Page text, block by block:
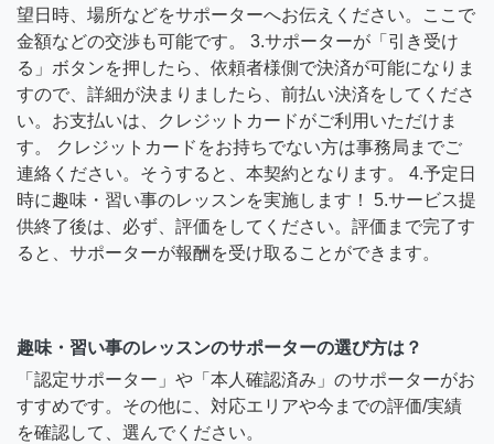
望日時、場所などをサポーターへお伝えください。ここで
金額などの交渉も可能です。 3.サポーターが「引き受け
る」ボタンを押したら、依頼者様側で決済が可能になりま
すので、詳細が決まりましたら、前払い決済をしてくださ
い。お支払いは、クレジットカードがご利用いただけま
す。 クレジットカードをお持ちでない方は事務局までご
連絡ください。そうすると、本契約となります。 4.予定日
時に趣味・習い事のレッスンを実施します！ 5.サービス提
供終了後は、必ず、評価をしてください。評価まで完了す
ると、サポーターが報酬を受け取ることができます。
趣味・習い事のレッスンのサポーターの選び方は？
「認定サポーター」や「本人確認済み」のサポーターがお
すすめです。その他に、対応エリアや今までの評価/実績
を確認して、選んでください。